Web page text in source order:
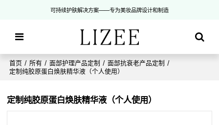
可持续护肤解决方案——专为美妆品牌设计和制造
首页 / 所有 / 面部护理产品定制 / 面部抗衰老产品定制 /
定制纯胶原蛋白焕肤精华液（个人使用）
定制纯胶原蛋白焕肤精华液（个人使用）